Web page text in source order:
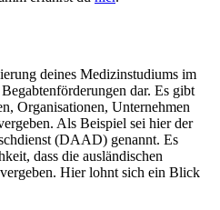
deines Medizinstudiums im
dar. Es gibt
Organisationen, Unternehmen
Als Beispiel sei hier der
(DAAD) genannt. Es
dass die ausländischen
Hier lohnt sich ein Blick